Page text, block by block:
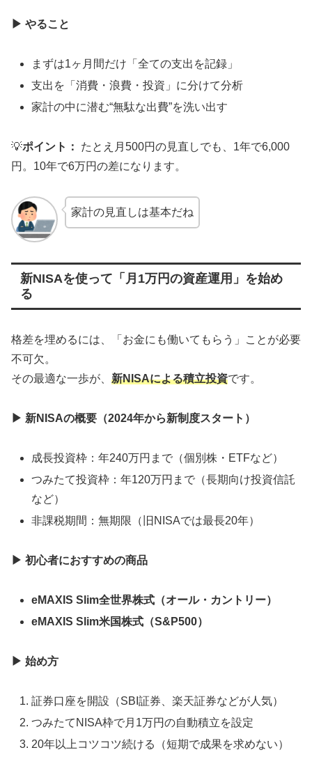
▶ やること
まずは1ヶ月間だけ「全ての支出を記録」
支出を「消費・浪費・投資」に分けて分析
家計の中に潜む“無駄な出費”を洗い出す
💡ポイント：
たとえ月500円の見直しでも、1年で6,000
円。10年で6万円の差になります。
家計の見直しは基本だね
新NISAを使って「月1万円の資産運用」を始め
る
格差を埋めるには、「お金にも働いてもらう」ことが必要
不可欠。
その最適な一歩が、 新NISAによる積立投資です。
▶ 新NISAの概要（2024年から新制度スタート）
成長投資枠：年240万円まで（個別株・ETFなど）
つみたて投資枠：年120万円まで（長期向け投資信託
など）
非課税期間：無期限（旧NISAでは最長20年）
▶ 初心者におすすめの商品
eMAXIS Slim全世界株式（オール・カントリー）
eMAXIS Slim米国株式（S&P500）
▶ 始め方
証券口座を開設（SBI証券、楽天証券などが人気）
つみたてNISA枠で月1万円の自動積立を設定
20年以上コツコツ続ける（短期で成果を求めない）